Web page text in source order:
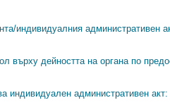
индивидуалния административен
върху дейността на органа по
индивидуален административен акт: